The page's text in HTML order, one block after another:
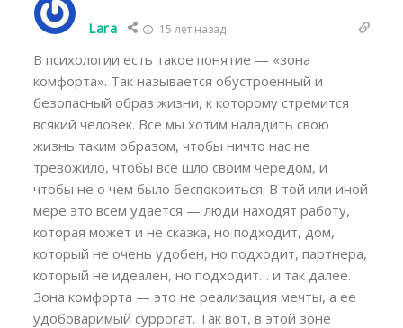
Lara 15 лет назад
В психологии есть такое понятие — «зона
комфорта». Так называется обустроенный и
безопасный образ жизни, к которому стремится
всякий человек. Все мы хотим наладить свою
жизнь таким образом, чтобы ничто нас не
тревожило, чтобы все шло своим чередом, и
чтобы не о чем было беспокоиться. В той или иной
мере это всем удается — люди находят работу,
которая может и не сказка, но подходит, дом,
который не очень удобен, но подходит, партнера,
который не идеален, но подходит… и так далее.
Зона комфорта — это не реализация мечты, а ее
удобоваримый суррогат. Так вот, в этой зоне